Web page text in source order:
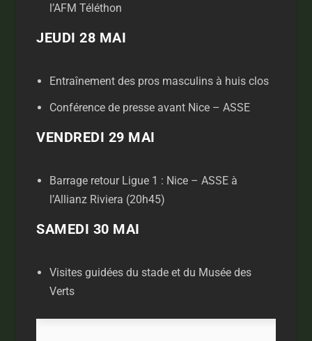
l’AFM Téléthon
JEUDI 28 MAI
Entraînement des pros masculins à huis clos
Conférence de presse avant Nice – ASSE
VENDREDI 29 MAI
Barrage retour Ligue 1 : Nice – ASSE à
l’Allianz Riviera (20h45)
SAMEDI 30 MAI
Visites guidées du stade et du Musée des
Verts